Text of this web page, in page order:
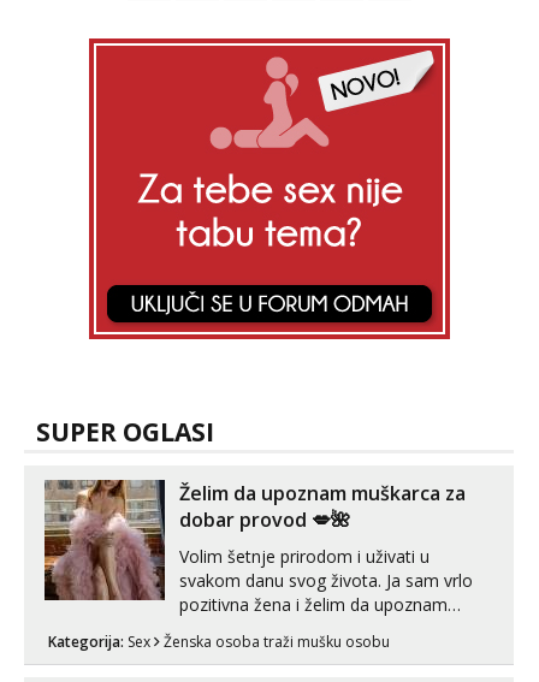
Bondage,Discipline,Sadism,Masochism,igra
senzacije kao i foot,piss,shit,fart,sp...
SUPER OGLASI
Želim da upoznam muškarca za
dobar provod 💋🌺
Volim šetnje prirodom i uživati u
svakom danu svog života. Ja sam vrlo
pozitivna žena i želim da upoznam
može i nešto više.💋🌺 Klikni na link
Kategorija: Sex Ženska osoba traži mušku osobu